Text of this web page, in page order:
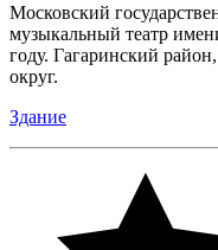
Московский
музыкальный театр
году. Гагаринский
округ.
Здание